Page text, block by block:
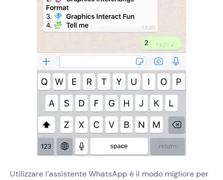
Utilizzare l’assistente WhatsApp è il modo migliore per